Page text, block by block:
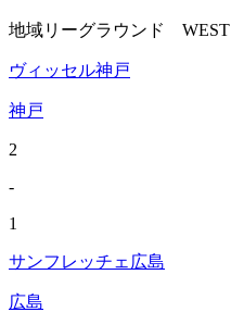
地域リーグラウンド
ヴィッセル神戸
神戸
2
-
1
サンフレッチェ広島
広島